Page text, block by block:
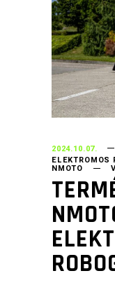
2024.10.07.
ELEKTROMOS
NMOTO